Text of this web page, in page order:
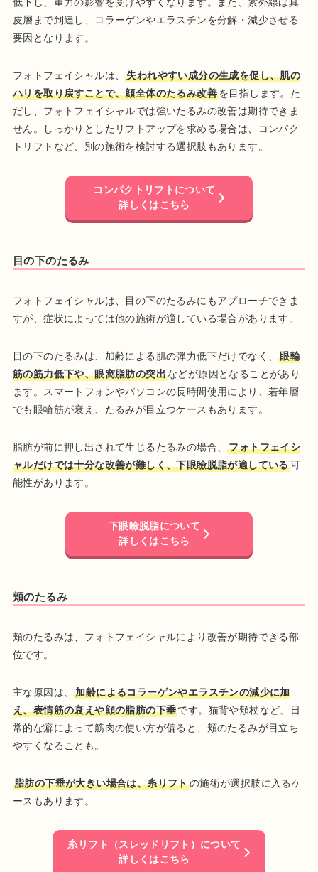
皮層まで到達し、コラーゲンやエラスチンを分解・減少させる
要因となります。
フォトフェイシャルは、失われやすい成分の生成を促し、肌の
ハリを取り戻すことで、顔全体のたるみ改善を目指します。た
だし、フォトフェイシャルでは強いたるみの改善は期待できま
せん。しっかりとしたリフトアップを求める場合は、コンパク
トリフトなど、別の施術を検討する選択肢もあります。
コンパクトリフトについて
詳しくはこちら
目の下のたるみ
フォトフェイシャルは、目の下のたるみにもアプローチできま
すが、症状によっては他の施術が適している場合があります。
目の下のたるみは、加齢による肌の弾力低下だけでなく、眼輪
筋の筋力低下や、眼窩脂肪の突出などが原因となることがあり
ます。スマートフォンやパソコンの長時間使用により、若年層
でも眼輪筋が衰え、たるみが目立つケースもあります。
脂肪が前に押し出されて生じるたるみの場合、フォトフェイシ
ャルだけでは十分な改善が難しく、下眼瞼脱脂が適している可
能性があります。
下眼瞼脱脂について
詳しくはこちら
頬のたるみ
頬のたるみは、フォトフェイシャルにより改善が期待できる部
位です。
主な原因は、加齢によるコラーゲンやエラスチンの減少に加
え、表情筋の衰えや顔の脂肪の下垂です。猫背や頬杖など、日
常的な癖によって筋肉の使い方が偏ると、頬のたるみが目立ち
やすくなることも。
脂肪の下垂が大きい場合は、糸リフトの施術が選択肢に入るケ
ースもあります。
糸リフト（スレッドリフト）について
詳しくはこちら